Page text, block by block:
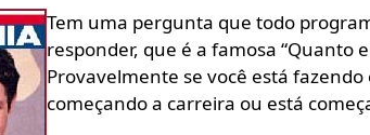
Tem uma pergunta que todo
responder, que é a famosa “Quanto
Provavelmente se você está
começando a carreira ou está